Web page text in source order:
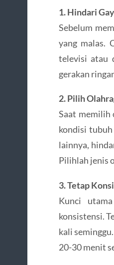
1. Hindari
Sebelum
yang malas.
televisi atau
gerakan
2. Pilih
Saat memilih
kondisi
lainnya,
Pilihlah jenis
3. Tetap
Kunci
konsistensi.
kali
20-30 menit